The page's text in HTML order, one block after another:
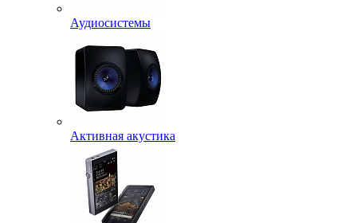
Аудиосистемы
Активная акустика